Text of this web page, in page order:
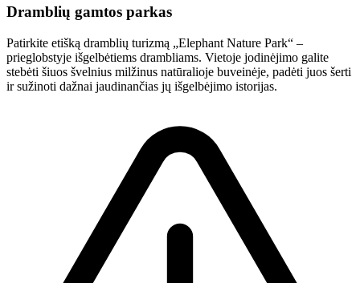
Dramblių gamtos parkas
Patirkite etišką dramblių turizmą „Elephant Nature Park“ –
prieglobstyje išgelbėtiems drambliams. Vietoje jodinėjimo galite
stebėti šiuos švelnius milžinus natūralioje buveinėje, padėti juos šerti
ir sužinoti dažnai jaudinančias jų išgelbėjimo istorijas.